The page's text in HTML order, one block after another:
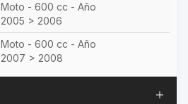
Moto - 600 cc - Año
2005 > 2006
Moto - 600 cc - Año
2007 > 2008